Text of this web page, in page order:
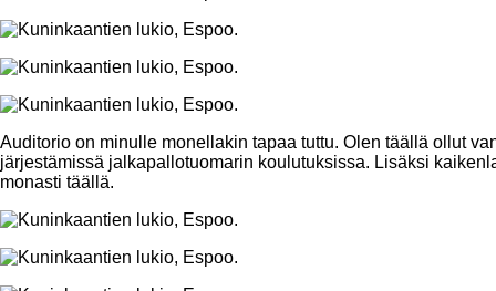
Auditorio on minulle monellakin tapaa tuttu. Olen täällä ollut
järjestämissä jalkapallotuomarin koulutuksissa. Lisäksi
monasti täällä.